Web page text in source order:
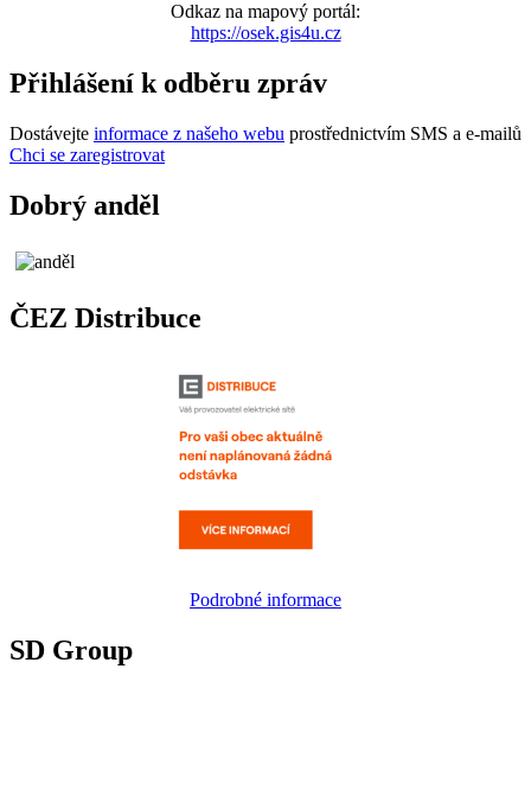
Odkaz na mapový portál:
https://osek.gis4u.cz
Přihlášení k odběru zpráv
Dostávejte informace z našeho webu prostřednictvím SMS a e-mailů
Chci se zaregistrovat
Dobrý anděl
ČEZ Distribuce
Podrobné informace
SD Group